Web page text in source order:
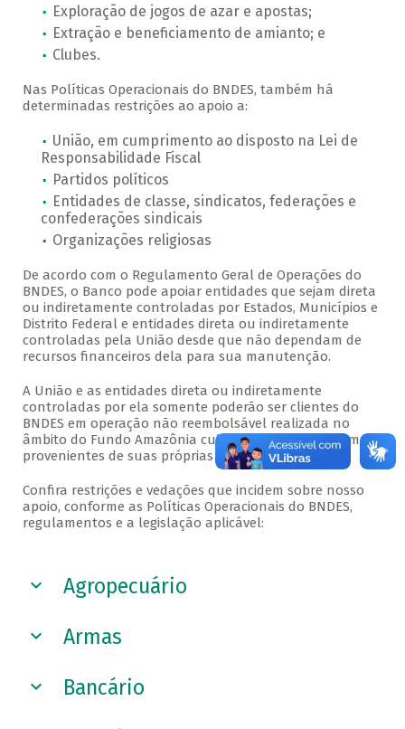
Exploração de jogos de azar e apostas;
Extração e beneficiamento de amianto; e
Clubes.
Nas Políticas Operacionais do BNDES, também há
determinadas restrições ao apoio a:
União, em cumprimento ao disposto na Lei de
Responsabilidade Fiscal
Partidos políticos
Entidades de classe, sindicatos, federações e
confederações sindicais
Organizações religiosas
De acordo com o Regulamento Geral de Operações do
BNDES, o Banco pode apoiar entidades que sejam direta
ou indiretamente controladas por Estados, Municípios e
Distrito Federal e entidades direta ou indiretamente
controladas pela União desde que não dependam de
recursos financeiros dela para sua manutenção.
A União e as entidades direta ou indiretamente
controladas por ela somente poderão ser clientes do
BNDES em operação não reembolsável realizada no
âmbito do Fundo Amazônia cujos recursos não sejam
provenientes de suas próprias doações.
Confira restrições e vedações que incidem sobre nosso
apoio, conforme as Políticas Operacionais do BNDES,
regulamentos e a legislação aplicável:
Veja a seguir
Agropecuário
Armas
Bancário